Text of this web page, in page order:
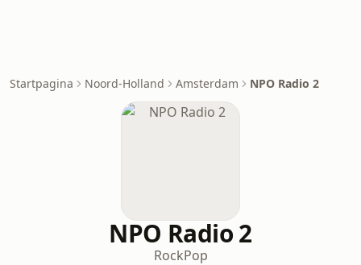
Startpagina Noord-Holland Amsterdam NPO Radio 2
NPO Radio 2
RockPop